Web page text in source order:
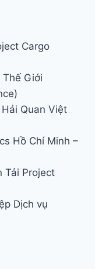
Cargo
Giới
Quan Việt
Hồ Chí Minh –
Tải Project
Dịch vụ